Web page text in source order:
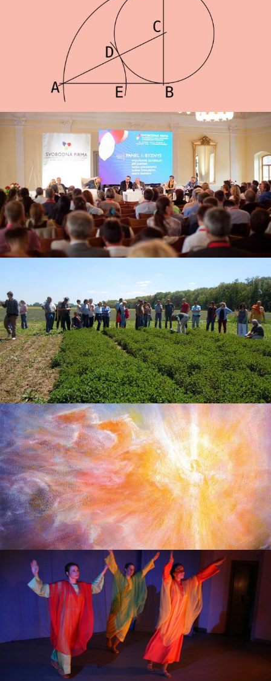
„Goetheanisticky“ rozšířené přírodní věda usiluje o to, aby byly
poznatky přírodních vědy uvedeny do souvislosti s poznatky
duchovní vědy. Cílem je poskytnout celistvější poznání, které
může následně působit ozdravně ve všech oblastech lidské
činnosti.
Podle Steinerova výkladu nevznikla první světová válka ani z
vojenské ani ze světové politické nutnosti, ale byla z velké
části důsledkem nezvládnutých sociálních a vnitropolitických
problémů. Téma nového pojetí ekonomiky, práva a svobody je
dodnes velmi aktuální.
Biologicko-dynamické zemědělství lze považovat za jednu z
nejstarších metod ekologického zemědělství. Zemědělský
kurz pronesl Steiner již v roce 1924 a výrazně tak předběhl svou
dobu.
Rudolf Steiner odmítal, aby byla anthroposofie chápána jako
náboženská cesta. Protože však přinesl mnoho nových
poznatků týkajících se křesťanství, byl požádán, aby nastínil
cestu obrody náboženského života.
Eurytmie je označována jako viditelná řeč nebo viditelný zpěv,
protože každá její jednotlivá pohybová forma znázorňuje
některou ze souhlásek, samohlásek nebo tón. Kromě čistě
umělecké hodnoty je v eurytmii důležitý prvek sociální a
terapeutický. Proto našla největší uplatnění ve waldorfských
školách.